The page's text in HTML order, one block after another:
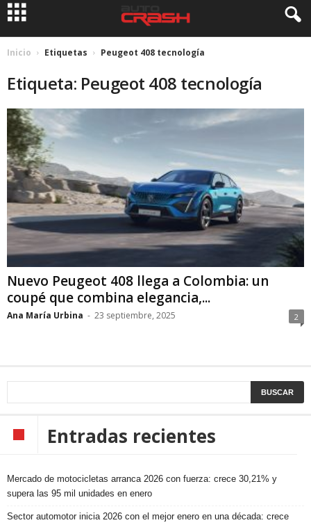
Inicio Etiquetas Peugeot 408 tecnología
Etiqueta: Peugeot 408 tecnología
Nuevo Peugeot 408 llega a Colombia: un
coupé que combina elegancia,...
Ana María Urbina - 23 septiembre, 2025 2
Entradas recientes
Mercado de motocicletas arranca 2026 con fuerza: crece 30,21% y
supera las 95 mil unidades en enero
Sector automotor inicia 2026 con el mejor enero en una década: crece